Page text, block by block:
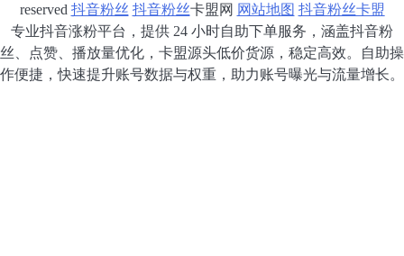
reserved 抖音粉丝 抖音粉丝卡盟网 网站地图 抖音粉丝卡盟
专业抖音涨粉平台，提供 24 小时自助下单服务，涵盖抖音粉
丝、点赞、播放量优化，卡盟源头低价货源，稳定高效。自助操
作便捷，快速提升账号数据与权重，助力账号曝光与流量增长。